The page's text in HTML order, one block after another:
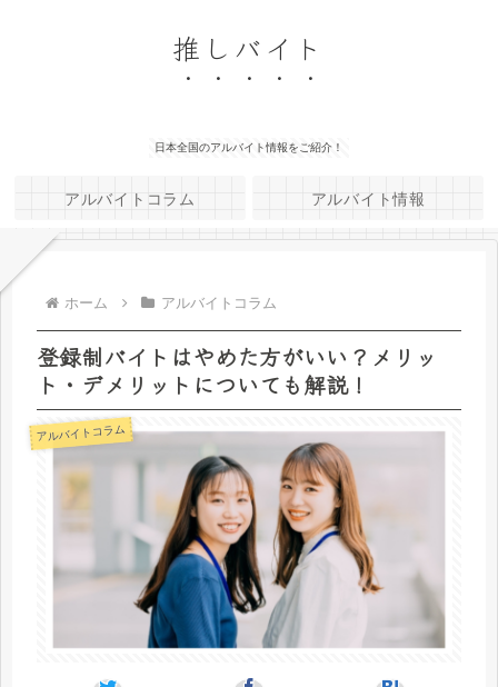
推しバイト
日本全国のアルバイト情報をご紹介！
アルバイトコラム アルバイト情報
ホーム アルバイトコラム
登録制バイトはやめた方がいい？メリッ
ト・デメリットについても解説！
アルバイトコラム